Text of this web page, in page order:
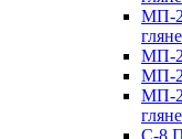
МП-
МП-
МП-
МП-